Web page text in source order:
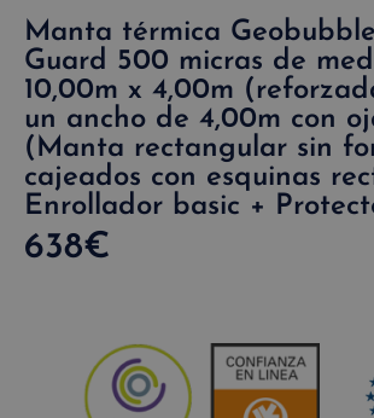
Manta térmica
Guard 500 micras de
10,00m x 4,00m
un ancho de 4,00m con
(Manta rectangular sin
cajeados con esquinas
Enrollador basic +
638€